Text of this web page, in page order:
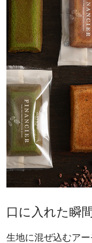
口に入れた瞬
生地に混ぜ込むア